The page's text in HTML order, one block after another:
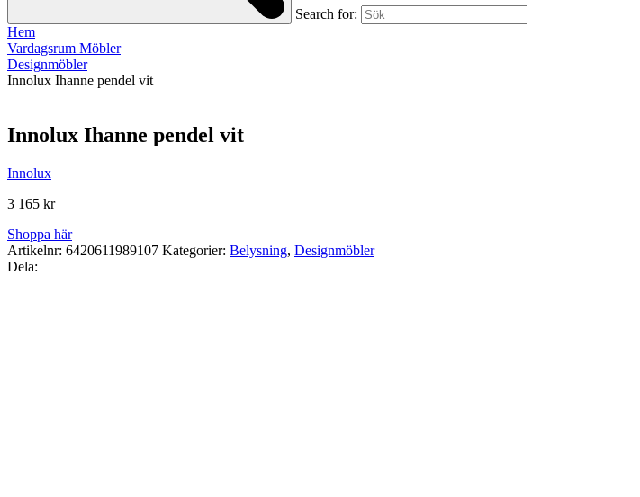
Search for:
Hem
Vardagsrum Möbler
Designmöbler
Innolux Ihanne pendel vit
Innolux Ihanne pendel vit
Innolux
3 165 kr
Shoppa här
Artikelnr: 6420611989107 Kategorier: Belysning, Designmöbler
Dela: